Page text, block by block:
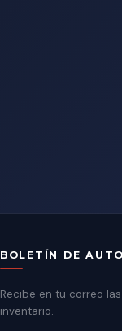
BOLETÍN DE
Recibe en tu correo
inventario.